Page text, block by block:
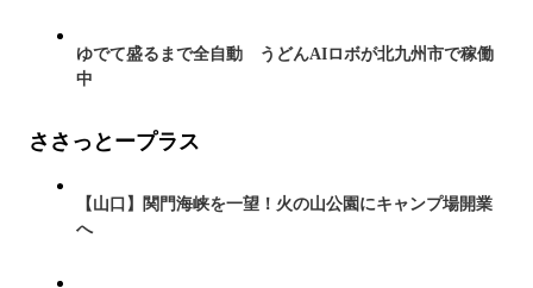
ゆでて盛るまで全自動 うどんAIロボが北九州市で稼働
中
ささっとープラス
【山口】関門海峡を一望！火の山公園にキャンプ場開業
へ